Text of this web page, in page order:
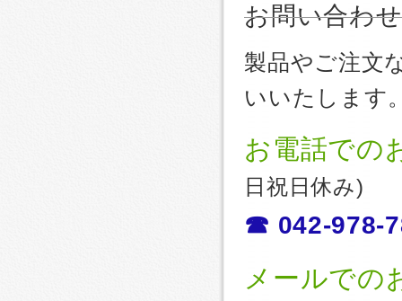
お問い合わせ
製品やご注文
いいたします
お電話での
日祝日休み)
☎ 042-978-
メールでの